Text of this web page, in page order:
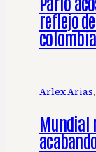
reflejo
Arlex Arias,
Mundial